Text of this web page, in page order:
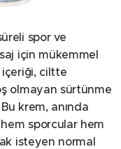
spor ve
için mükemmel
içeriği, ciltte
olmayan sürtünme
krem, anında
sporcular hem
isteyen normal